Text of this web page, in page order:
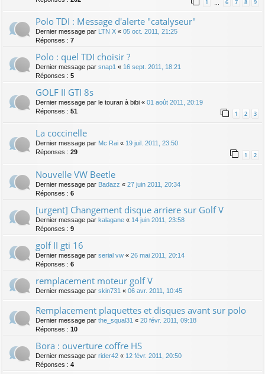
1 … 6 7 8 9
Polo TDI : Message d'alerte "catalyseur"
Dernier message par LTN X « 05 oct. 2011, 21:25
Réponses : 7
Polo : quel TDI choisir ?
Dernier message par snap1 « 16 sept. 2011, 18:21
Réponses : 5
GOLF II GTI 8s
Dernier message par le touran à bibi « 01 août 2011, 20:19
Réponses : 51 1 2 3
La coccinelle
Dernier message par Mc Rai « 19 juil. 2011, 23:50
Réponses : 29 1 2
Nouvelle VW Beetle
Dernier message par Badazz « 27 juin 2011, 20:34
Réponses : 6
[urgent] Changement disque arriere sur Golf V
Dernier message par kalagane « 14 juin 2011, 23:58
Réponses : 9
golf II gti 16
Dernier message par serial vw « 26 mai 2011, 20:14
Réponses : 6
remplacement moteur golf V
Dernier message par skin731 « 06 avr. 2011, 10:45
Remplacement plaquettes et disques avant sur polo
Dernier message par the_squal31 « 20 févr. 2011, 09:18
Réponses : 10
Bora : ouverture coffre HS
Dernier message par rider42 « 12 févr. 2011, 20:50
Réponses : 4